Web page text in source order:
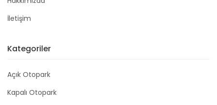
İletişim
Kategoriler
Açık Otopark
Kapalı Otopark